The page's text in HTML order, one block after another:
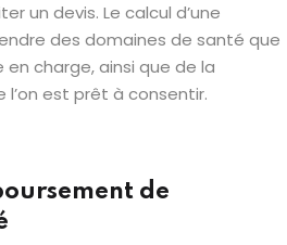
un devis. Le calcul d’une
des domaines de santé que
en charge, ainsi que de la
est prêt à consentir.
de